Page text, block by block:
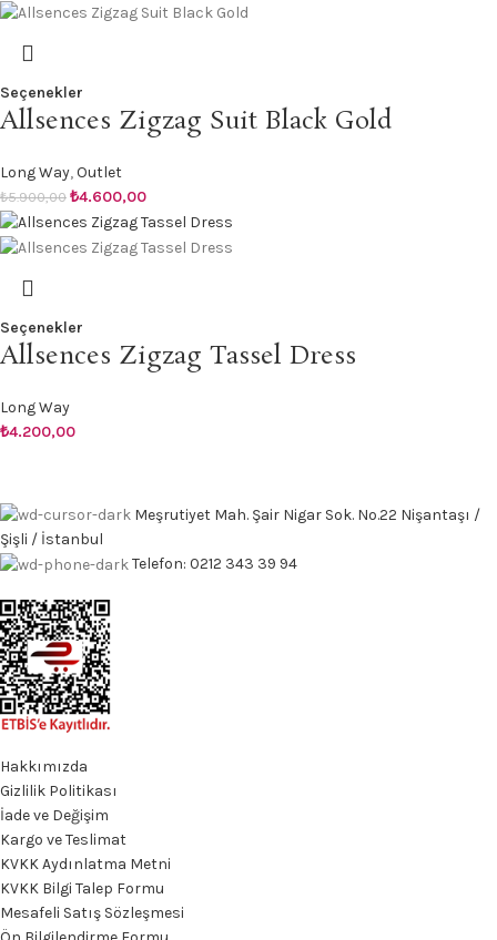
Seçenekler
Allsences Zigzag Suit Black Gold
Long Way,Outlet
₺5.900,00 ₺4.600,00
Seçenekler
Allsences Zigzag Tassel Dress
Long Way
₺4.200,00
Meşrutiyet Mah. Şair Nigar Sok. No.22 Nişantaşı /
Şişli / İstanbul
Telefon: 0212 343 39 94
Hakkımızda
Gizlilik Politikası
İade ve Değişim
Kargo ve Teslimat
KVKK Aydınlatma Metni
KVKK Bilgi Talep Formu
Mesafeli Satış Sözleşmesi